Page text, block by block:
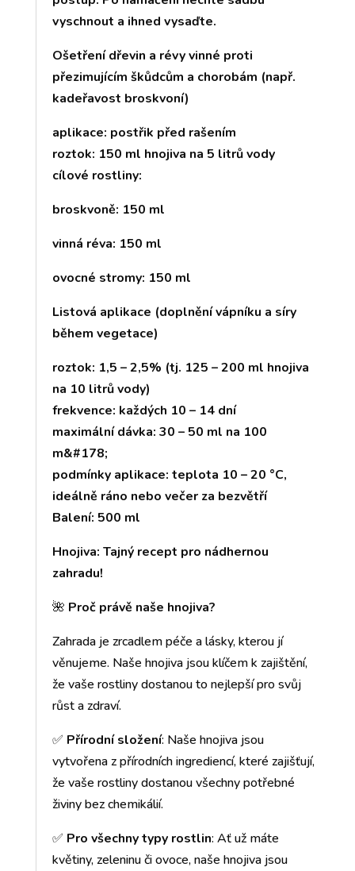
vyschnout a ihned vysaďte.
Ošetření dřevin a révy vinné proti
přezimujícím škůdcům a chorobám (např.
kadeřavost broskvoní)
aplikace: postřik před rašením
roztok: 150 ml hnojiva na 5 litrů vody
cílové rostliny:
broskvoně: 150 ml
vinná réva: 150 ml
ovocné stromy: 150 ml
Listová aplikace (doplnění vápníku a síry
během vegetace)
roztok: 1,5 – 2,5% (tj. 125 – 200 ml hnojiva
na 10 litrů vody)
frekvence: každých 10 – 14 dní
maximální dávka: 30 – 50 ml na 100
m&#178;
podmínky aplikace: teplota 10 – 20 °C,
ideálně ráno nebo večer za bezvětří
Balení: 500 ml
Hnojiva: Tajný recept pro nádhernou
zahradu!
🌺 Proč právě naše hnojiva?
Zahrada je zrcadlem péče a lásky, kterou jí
věnujeme. Naše hnojiva jsou klíčem k zajištění,
že vaše rostliny dostanou to nejlepší pro svůj
růst a zdraví.
✅ Přírodní složení: Naše hnojiva jsou
vytvořena z přírodních ingrediencí, které zajišťují,
že vaše rostliny dostanou všechny potřebné
živiny bez chemikálií.
✅ Pro všechny typy rostlin: Ať už máte
květiny, zeleninu či ovoce, naše hnojiva jsou